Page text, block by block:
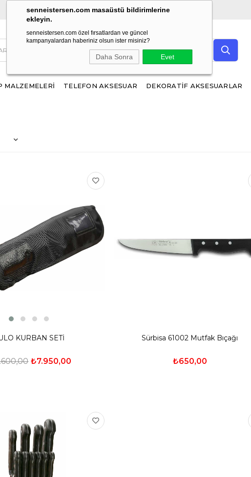
senneistersen.com masaüstü bildirimlerine
ekleyin.
senneistersen.com özel fırsatlardan ve güncel
kampanyalardan haberiniz olsun ister misiniz?
Daha Sonra Evet
1500 TL ve üzeri alışverişlerinizde ÜCRETSİZ KARGO!
MALZEMELERİ TELEFON AKSESUAR DEKORATİF AKSESUARLAR
KURBAN SETİ
₺7.950,00
Sürbisa 61002 Mutfak Bıçağı
₺650,00